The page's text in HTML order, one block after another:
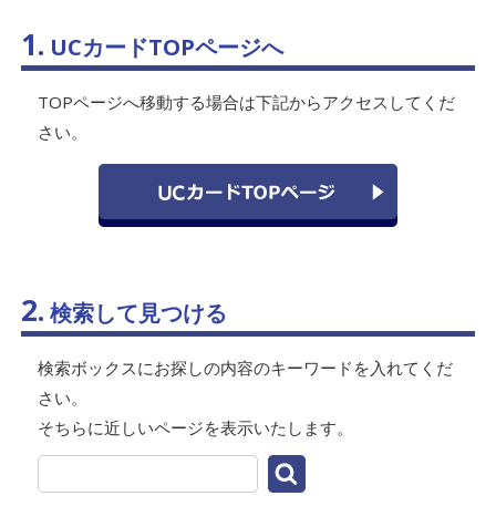
1. UCカードTOPページへ
TOPページへ移動する場合は下記からアクセスしてくだ
さい。
2. 検索して見つける
検索ボックスにお探しの内容のキーワードを入れてくだ
さい。
そちらに近しいページを表示いたします。